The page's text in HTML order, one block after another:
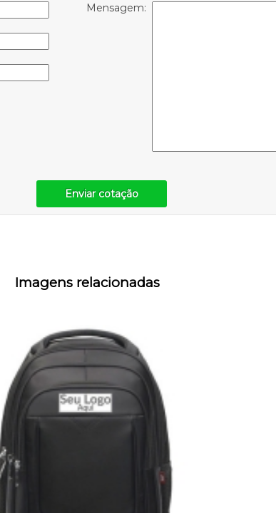
Mensagem:
Enviar cotação
Imagens relacionadas